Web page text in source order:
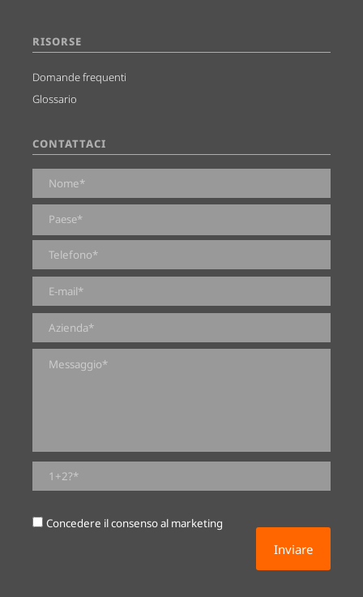
RISORSE
Domande frequenti
Glossario
CONTATTACI
0 di 2000 numero massimo di caratteri
Concedere il consenso al marketing